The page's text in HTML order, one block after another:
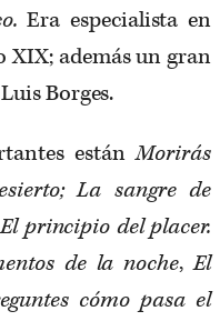
Era especialista en
XIX; además un gran
Borges.
estánMorirás
La sangre de
El principio del placer.
de la noche,El
cómo pasa el